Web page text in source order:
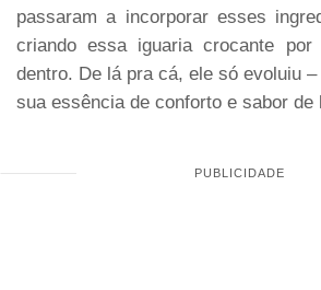
passaram a incorporar esses
criando essa iguaria crocante
dentro. De lá pra cá, ele só evoluiu
sua essência de conforto e sabor de